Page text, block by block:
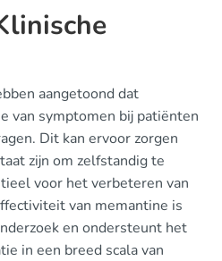
aangetoond dat
van symptomen bij patiënten
Dit kan ervoor zorgen
zijn om zelfstandig te
voor het verbeteren van
van memantine is
en ondersteunt het
in een breed scala van